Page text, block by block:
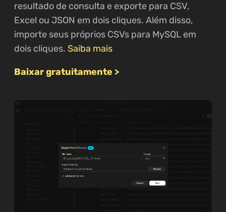
resultado de consulta e exporte para CSV,
Excel ou JSON em dois cliques. Além disso,
importe seus próprios CSVs para MySQL em
dois cliques. Saiba mais
Baixar gratuitamente >